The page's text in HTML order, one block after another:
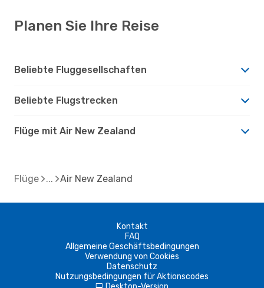
Planen Sie Ihre Reise
Beliebte Fluggesellschaften
Beliebte Flugstrecken
Flüge mit Air New Zealand
Flüge Air New Zealand
Kontakt
FAQ
Allgemeine Geschäftsbedingungen
Verwendung von Cookies
Datenschutz
Nutzungsbedingungen für Aktionscodes